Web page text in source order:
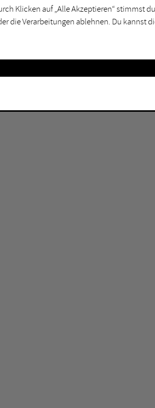
Klicken auf „Alle Akzeptieren“ stimmst
die Verarbeitungen ablehnen. Du kannst